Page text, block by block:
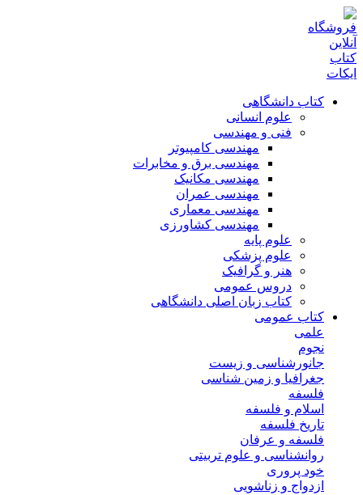
کتاب دانشگاهی
علوم انسانی
فنی و مهندسی
مهندسی کامپیوتر
مهندسی برق و مخابرات
مهندسی مکانیک
مهندسی عمران
مهندسی معماری
مهندسی کشاورزی
علوم پایه
علوم پزشکی
هنر و گرافیک
دروس عمومی
کتاب زبان اصلی دانشگاهی
کتاب عمومی
علمی
نجوم
جانورشناسی و زیست
جغرافیا و زمین شناسی
فلسفه
اسلام و فلسفه
تاریخ فلسفه
فلسفه و عرفان
روانشناسی و علوم تربیتی
خود پروری
ازدواج و زناشویی